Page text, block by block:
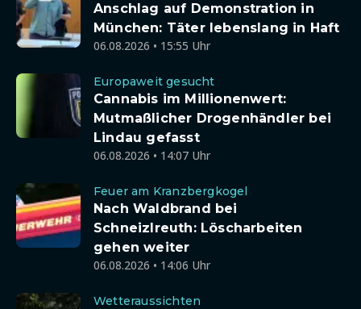
Anschlag auf Demonstration in
München: Täter lebenslang in Haft
06.08.2026 • 15:55 Uhr
Europaweit gesucht
Cannabis im Millionenwert:
Mutmaßlicher Drogenhändler bei
Lindau gefasst
06.08.2026 • 14:07 Uhr
Feuer am Kranzbergkogel
Nach Waldbrand bei
Schneizlreuth: Löscharbeiten
gehen weiter
06.08.2026 • 14:06 Uhr
Wetteraussichten